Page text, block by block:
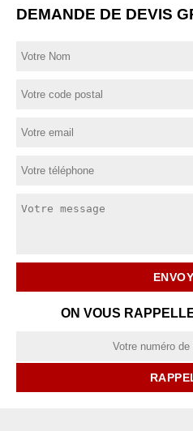
DEMANDE DE DEVIS
ON VOUS